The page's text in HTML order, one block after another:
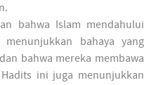
bahwa Islam mendahului
bahaya yang
bahwa mereka membawa
ini juga menunjukkan